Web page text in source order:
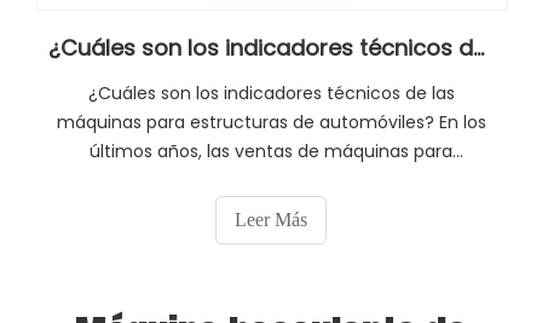
¿Cuáles son los indicadores técnicos de las máquinas de estructura de automóviles?
¿Cuáles son los indicadores técnicos de las
máquinas para estructuras de automóviles? En los
últimos años, las ventas de máquinas para
aumentado año tras año. El corrector de vigas no
solo puede proporcionar una calidad de
Leer Más